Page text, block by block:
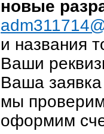
новые
и названия
Ваши
Ваша
мы
оформим